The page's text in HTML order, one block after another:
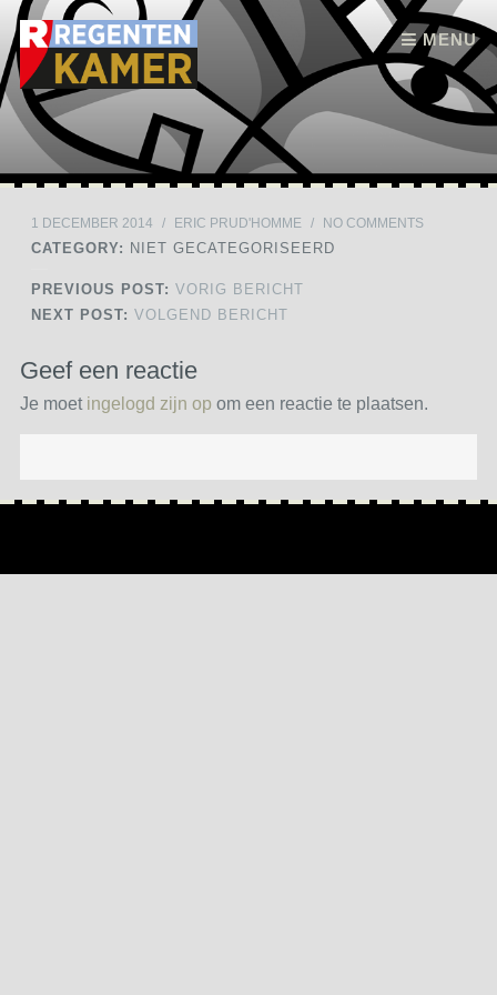
MENU
Skip to content
1 DECEMBER 2014 / ERIC PRUD'HOMME / NO COMMENTS
CATEGORY: NIET GECATEGORISEERD
PREVIOUS POST: VORIG BERICHT
NEXT POST: VOLGEND BERICHT
Geef een reactie
Je moet ingelogd zijn op om een reactie te plaatsen.